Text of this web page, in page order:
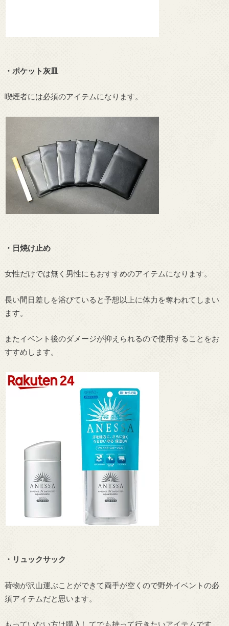
・ポケット灰皿
喫煙者には必須のアイテムになります。
・日焼け止め
女性だけでは無く男性にもおすすめのアイテムになります。
長い間日差しを浴びていると予想以上に体力を奪われてしまい
ます。
またイベント後のダメージが抑えられるので使用することをお
すすめします。
・リュックサック
荷物が沢山運ぶことができて両手が空くので野外イベントの必
須アイテムだと思います。